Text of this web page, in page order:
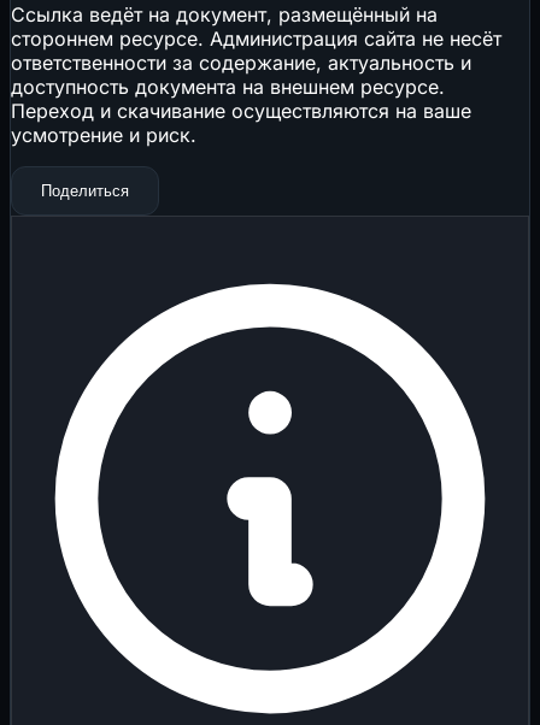
Ссылка ведёт на документ, размещённый на
стороннем ресурсе. Администрация сайта не несёт
ответственности за содержание, актуальность и
доступность документа на внешнем ресурсе.
Переход и скачивание осуществляются на ваше
усмотрение и риск.
Поделиться